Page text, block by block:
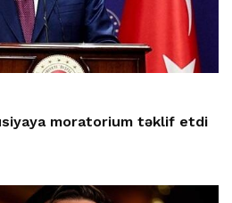
moratorium təklif etdi